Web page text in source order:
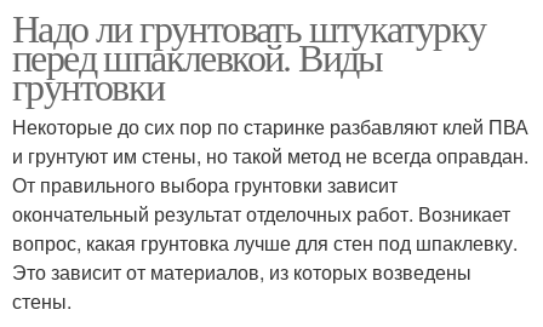
Надо ли грунтовать штукатурку
перед шпаклевкой. Виды
грунтовки
Некоторые до сих пор по старинке разбавляют клей ПВА
и грунтуют им стены, но такой метод не всегда оправдан.
От правильного выбора грунтовки зависит
окончательный результат отделочных работ. Возникает
вопрос, какая грунтовка лучше для стен под шпаклевку.
Это зависит от материалов, из которых возведены
стены.